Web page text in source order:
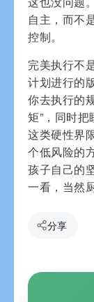
自主，而不
控制。
完美执行不
计划进行的
你去执行的
矩”，同时
这类硬性界
个低风险的
孩子自己的
一看，当然
分享